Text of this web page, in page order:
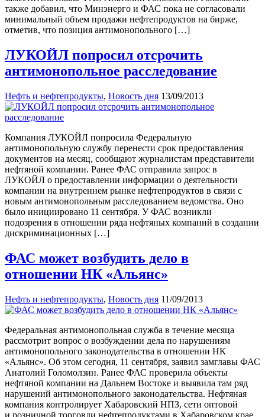
также добавил, что Минэнерго и ФАС пока не согласовали
минимальный объем продажи нефтепродуктов на бирже,
отметив, что позиция антимонопольного […]
ЛУКОЙЛ попросил отсрочить
антимонопольное расследование
Нефть и нефтепродукты, Новость дня 13/09/2013
Компания ЛУКОЙЛ попросила Федеральную
антимонопольную службу перенести срок предоставления
документов на месяц, сообщают журналистам представители
нефтяной компании. Ранее ФАС отправила запрос в
ЛУКОЙЛ о предоставлении информации о деятельности
компании на внутреннем рынке нефтепродуктов в связи с
новым антимонопольным расследованием ведомства. Оно
было инициировано 11 сентября. У ФАС возникли
подозрения в отношении ряда нефтяных компаний в создании
дискриминационных […]
ФАС может возбудить дело в
отношении НК «Альянс»
Нефть и нефтепродукты, Новость дня 11/09/2013
Федеральная антимонопольная служба в течение месяца
рассмотрит вопрос о возбуждении дела по нарушениям
антимонопольного законодательства в отношении НК
«Альянс». Об этом сегодня, 11 сентября, заявил замглавы ФАС
Анатолий Голомолзин. Ранее ФАС проверила объекты
нефтяной компании на Дальнем Востоке и выявила там ряд
нарушений антимонопольного законодательства. Нефтяная
компания контролирует Хабаровский НПЗ, сети оптовой
и розничной торговли нефтепродуктами в Хабаровском крае,